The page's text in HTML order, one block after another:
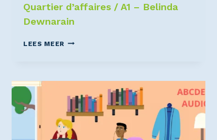
Quartier d’affaires / A1 – Belinda
Dewnarain
LEES MEER